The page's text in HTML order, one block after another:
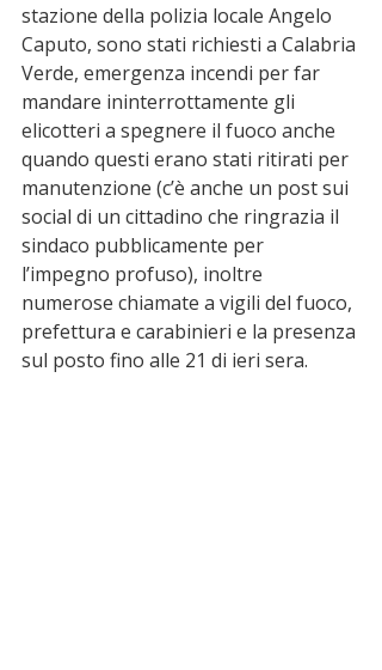
stazione della polizia locale Angelo
Caputo, sono stati richiesti a Calabria
Verde, emergenza incendi per far
mandare ininterrottamente gli
elicotteri a spegnere il fuoco anche
quando questi erano stati ritirati per
manutenzione (c’è anche un post sui
social di un cittadino che ringrazia il
sindaco pubblicamente per
l’impegno profuso), inoltre
numerose chiamate a vigili del fuoco,
prefettura e carabinieri e la presenza
sul posto fino alle 21 di ieri sera.